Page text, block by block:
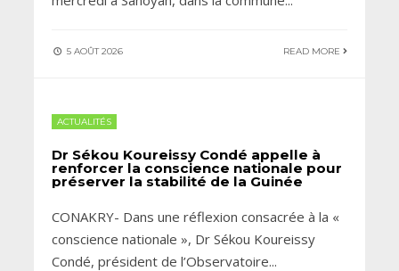
5 AOÛT 2026 READ MORE
ACTUALITÉS
Dr Sékou Koureissy Condé appelle à
renforcer la conscience nationale pour
préserver la stabilité de la Guinée
CONAKRY- Dans une réflexion consacrée à la «
conscience nationale », Dr Sékou Koureissy
Condé, président de l’Observatoire...